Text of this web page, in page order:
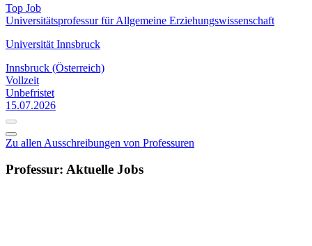
Top Job
Universitätsprofessur für Allgemeine Erziehungswissenschaft
Universität Innsbruck
Innsbruck (Österreich)
Vollzeit
Unbefristet
15.07.2026
Zu allen Ausschreibungen von Professuren
Professur: Aktuelle Jobs